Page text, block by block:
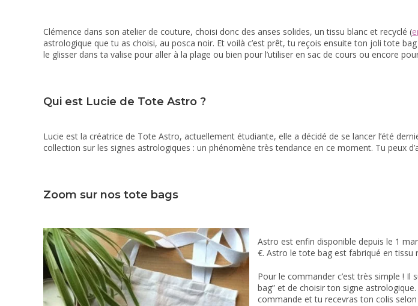
Clémence dans son atelier de couture, choisi donc des anses solides, un tissu blanc et recyclé (
astrologique que tu as choisi, au posca noir. Et voilà c’est prêt, tu reçois ensuite ton joli tote
le glisser dans ta valise pour aller à la plage ou bien pour l’utiliser en sac de cours ou encore
Qui est Lucie de Tote Astro ?
Lucie est la créatrice de Tote Astro, actuellement étudiante, elle a décidé de se lancer l’été
collection sur les signes astrologiques : un phénomène très tendance en ce moment. Tu peux
Zoom sur nos tote bags
Astro est enfin disponible depuis le 1
€. Astro le tote bag est fabriqué en tissu
Pour le commander c’est très simple ! Il
bag” et de choisir ton signe
commande et tu recevras ton colis